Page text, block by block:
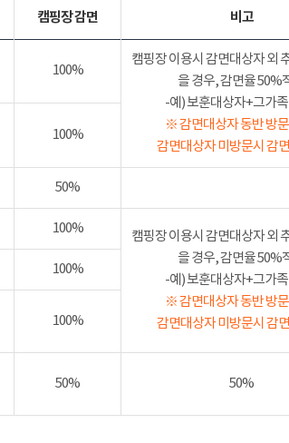
캠핑장 감면 비고
100%
캠핑장 이용시 감면대상자 외
을 경우, 감면율 50%
-예) 보훈대상자+그가족
※ 감면대상자 동반 방
감면대상자 미방문시 감
100%
50%
100%
캠핑장 이용시 감면대상자 외
을 경우, 감면율 50%
-예) 보훈대상자+그가족
※ 감면대상자 동반 방
감면대상자 미방문시 감
100%
100%
50% 50%